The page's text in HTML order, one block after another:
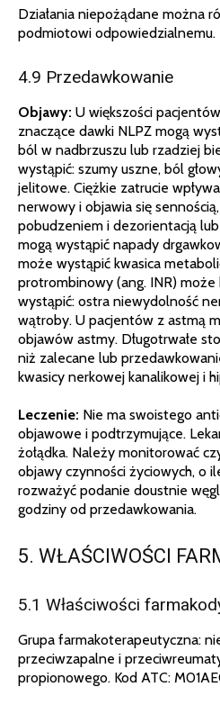
Działania niepożądane można
podmiotowi odpowiedzialnemu.
4.9 Przedawkowanie
Objawy: U większości
znaczące dawki NLPZ mogą
ból w nadbrzuszu lub rzadziej
wystąpić: szumy uszne, ból
jelitowe. Ciężkie zatrucie
nerwowy i objawia się
pobudzeniem i dezorientacją
mogą wystąpić napady
może wystąpić kwasica
protrombinowy (ang. INR) może
wystąpić: ostra niewydolność
wątroby. U pacjentów z astmą
objawów astmy. Długotrwałe
niż zalecane lub
kwasicy nerkowej kanalikowej i
Leczenie: Nie ma swoistego
objawowe i podtrzymujące.
żołądka. Należy monitorować
objawy czynności życiowych, o
rozważyć podanie doustnie
godziny od przedawkowania.
5. WŁAŚCIWOŚCI
5.1 Właściwości
Grupa farmakoterapeutyczna:
przeciwzapalne i
propionowego. Kod ATC: